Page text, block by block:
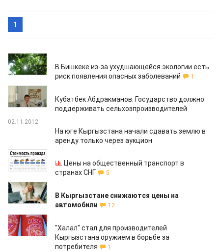
1
05.12.2012
В Бишкеке из-за ухудшающейся экологии есть
риск появления опасных заболеваний
1
19.11.2012
Кубатбек Абдракманов: Государство должно
поддерживать сельхозпроизводителей
02.11.2012
На юге Кыргызстана начали сдавать землю в
аренду только через аукцион
13.07.2012
Цены на общественный транспорт в
странах СНГ
5
06.07.2012
В Кыргызстане снижаются цены на
автомобили
12
27.06.2012
"Халал" стал для производителей
Кыргызстана оружием в борьбе за
потребителя
1